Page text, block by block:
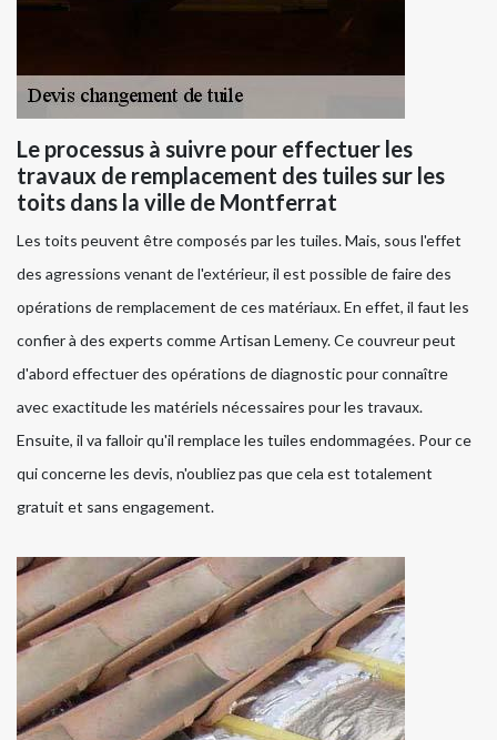
Le processus à suivre pour effectuer les
travaux de remplacement des tuiles sur les
toits dans la ville de Montferrat
Les toits peuvent être composés par les tuiles. Mais, sous l'effet
des agressions venant de l'extérieur, il est possible de faire des
opérations de remplacement de ces matériaux. En effet, il faut les
confier à des experts comme Artisan Lemeny. Ce couvreur peut
d'abord effectuer des opérations de diagnostic pour connaître
avec exactitude les matériels nécessaires pour les travaux.
Ensuite, il va falloir qu'il remplace les tuiles endommagées. Pour ce
qui concerne les devis, n'oubliez pas que cela est totalement
gratuit et sans engagement.